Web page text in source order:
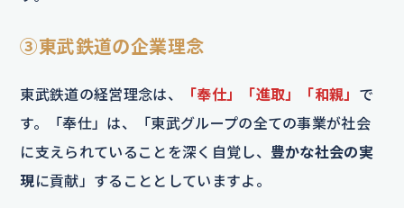
③東武鉄道の企業理念
東武鉄道の経営理念は、 「奉仕」「進取」「和親」 で
す。「奉仕」は、「東武グループの全ての事業が社会
に支えられていることを深く自覚し、 豊かな社会の実
現に貢献」することとしていますよ。